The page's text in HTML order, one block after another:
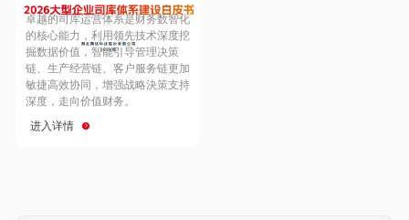
Hungary
Hong Kong
卓越的司库运营体系是财务数智化
的核心能力，利用领先技术深度挖
掘数据价值，智能引导管理决策
链、生产经营链、客户服务链更加
敏捷高效协同，增强战略決策支持
深度，走向价值财务。
进入详情